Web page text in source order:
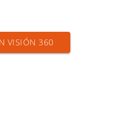
VISIÓN 360